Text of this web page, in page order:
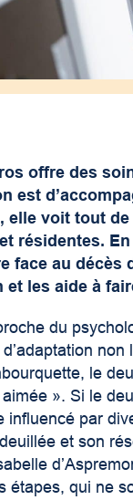
offre des
est
voit tout
résidentes.
face au décès
les aide à
du
le
». Si le
influencé par
et son
étapes, qui ne